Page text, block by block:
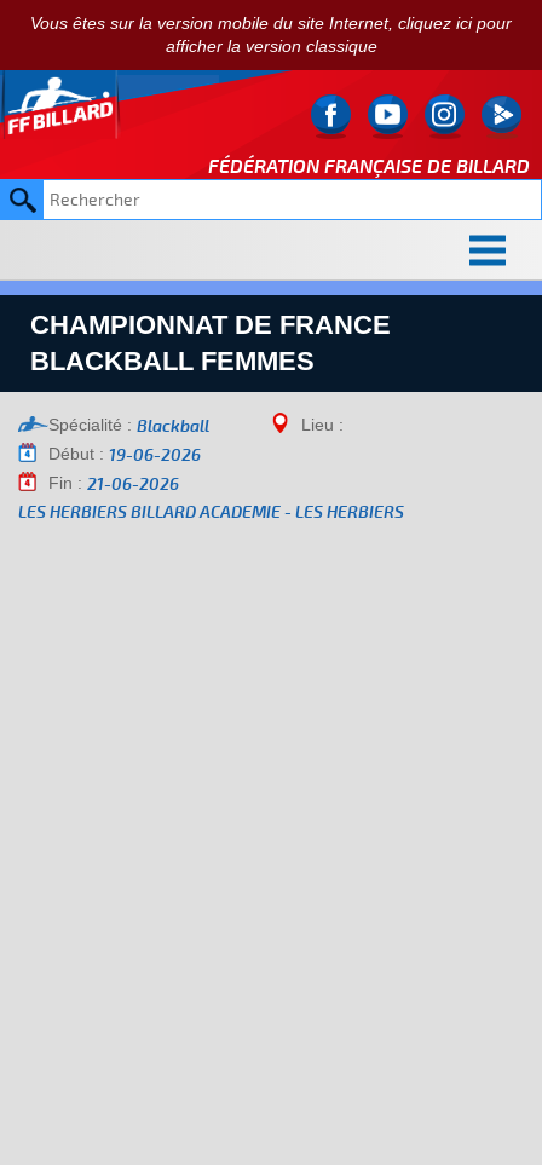
Vous êtes sur la version mobile du site Internet, cliquez ici pour
afficher la version classique
FÉDÉRATION FRANÇAISE DE BILLARD
CHAMPIONNAT DE FRANCE
BLACKBALL FEMMES
Spécialité : Blackball
Début : 19-06-2026
Fin : 21-06-2026
Lieu :
LES HERBIERS BILLARD ACADEMIE - LES HERBIERS